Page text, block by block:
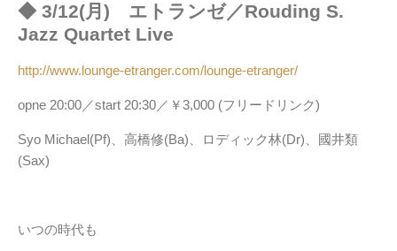
◆ 3/12(月) エトランゼ／Rouding S.
Jazz Quartet Live
http://www.lounge-etranger.com/lounge-etranger/
opne 20:00／start 20:30／￥3,000 (フリードリンク)
Syo Michael(Pf)、高橋修(Ba)、ロディック林(Dr)、國井類
(Sax)
いつの時代も